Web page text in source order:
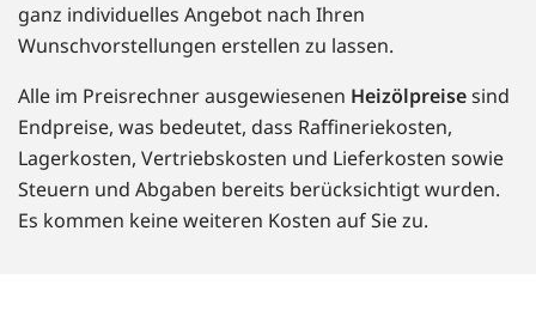
ganz individuelles Angebot nach Ihren
Wunschvorstellungen erstellen zu lassen.
Alle im Preisrechner ausgewiesenen Heizölpreisesind
Endpreise, was bedeutet, dass Raffineriekosten,
Lagerkosten, Vertriebskosten und Lieferkosten sowie
Steuern und Abgaben bereits berücksichtigt wurden.
Es kommen keine weiteren Kosten auf Sie zu.